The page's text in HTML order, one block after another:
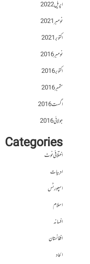
اپریل 2022
نومبر 2021
اکتوبر 2021
نومبر 2016
اکتوبر 2016
ستمبر 2016
اگست 2016
جولائی 2016
Categories
اختلافی نوٹ
ادبیات
اسپورٹس
اسلام
افسانہ
افغانستان
الحاد